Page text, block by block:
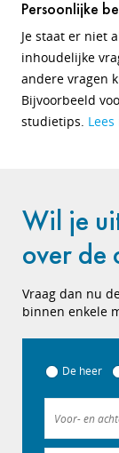
Persoonlijke
Je staat er niet
inhoudelijke
andere vragen
Bijvoorbeeld
studietips.
Wil je
over de
Vraag dan nu
binnen enkele
De heer